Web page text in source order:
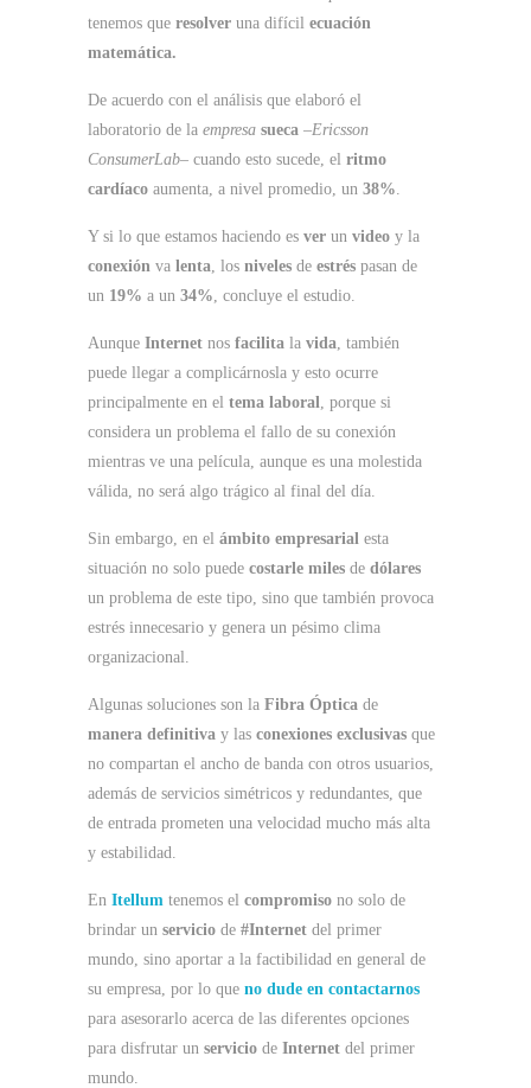
tenemos que resolver una difícil ecuación
matemática.
De acuerdo con el análisis que elaboró el
laboratorio de la empresa sueca –Ericsson
ConsumerLab– cuando esto sucede, el ritmo
cardíaco aumenta, a nivel promedio, un 38%.
Y si lo que estamos haciendo es ver un video y la
conexión va lenta, los niveles de estrés pasan de
un 19% a un 34%, concluye el estudio.
Aunque Internet nos facilita la vida, también
puede llegar a complicárnosla y esto ocurre
principalmente en el tema laboral, porque si
considera un problema el fallo de su conexión
mientras ve una película, aunque es una molestida
válida, no será algo trágico al final del día.
Sin embargo, en el ámbito empresarial esta
situación no solo puede costarle miles de dólares
un problema de este tipo, sino que también provoca
estrés innecesario y genera un pésimo clima
organizacional.
Algunas soluciones son la Fibra Óptica de
manera definitiva y las conexiones exclusivas que
no compartan el ancho de banda con otros usuarios,
además de servicios simétricos y redundantes, que
de entrada prometen una velocidad mucho más alta
y estabilidad.
En Itellum tenemos el compromiso no solo de
brindar un servicio de #Internet del primer
mundo, sino aportar a la factibilidad en general de
su empresa, por lo que no dude en contactarnos
para asesorarlo acerca de las diferentes opciones
para disfrutar un servicio de Internet del primer
mundo.